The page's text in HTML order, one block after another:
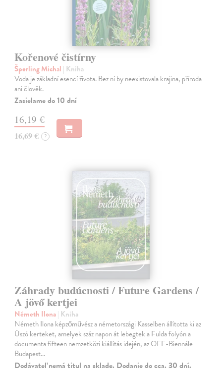
Kořenové čistírny
Šperling Michal | Kniha
Voda je základní esencí života. Bez ní by neexistovala krajina, příroda
ani člověk.
Zasielame do 10 dní
16,19 €
16,69 € ?
Záhrady budúcnosti / Future Gardens /
A jövő kertjei
Németh Ilona| Kniha
Németh Ilona képzőművész a németországi Kasselben állította ki az
Úszó kerteket, amelyek száz napon át lebegtek a Fulda folyón a
documenta fifteen nemzetközi kiállítás idején, az OFF-Biennále
Budapest…
Dodávateľ nemá titul na sklade. Dodanie do cca. 30 dní.